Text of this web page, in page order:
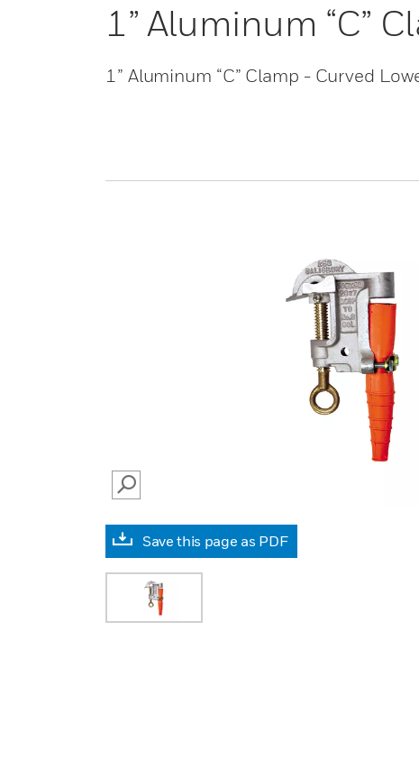
1” Aluminum “C”
1” Aluminum “C” Clamp - Curved
SEARCH
Save this page as PDF